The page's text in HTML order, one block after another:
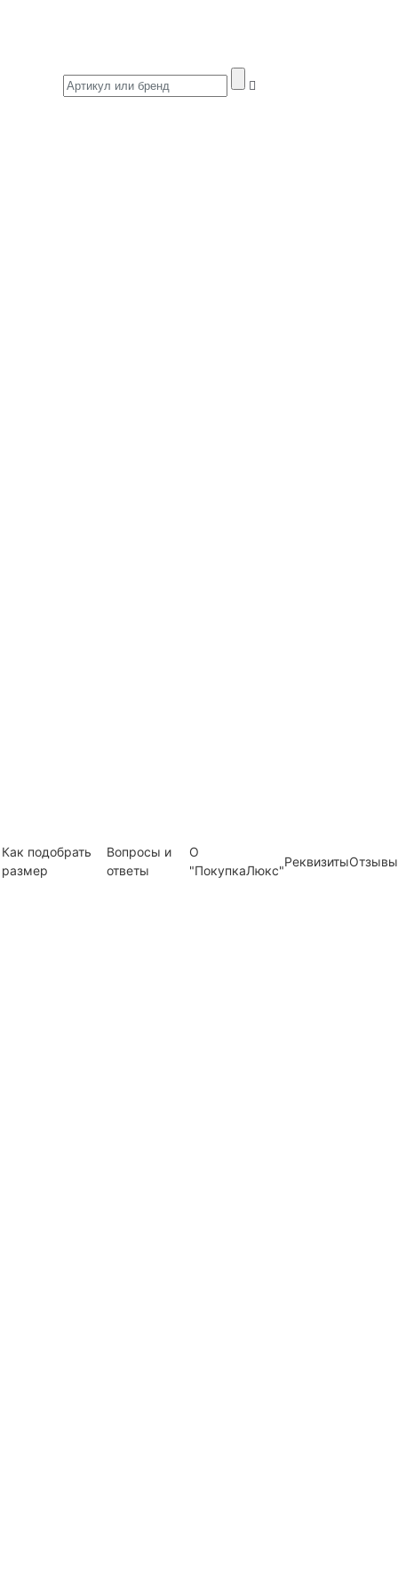
Как подобрать
размер
Вопросы и
ответы
О
"ПокупкаЛюкс"
РеквизитыОтзывы